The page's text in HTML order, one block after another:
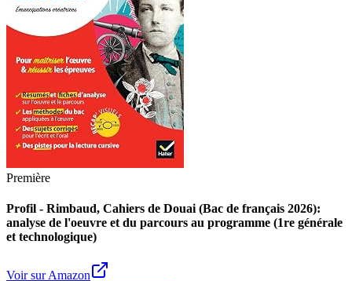
Première
Profil - Rimbaud, Cahiers de Douai (Bac de français 2026):
analyse de l'oeuvre et du parcours au programme (1re générale
et technologique)
Voir sur Amazon